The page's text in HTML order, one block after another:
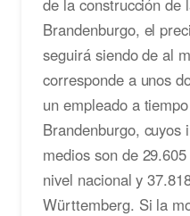
de la construcción de
Brandenburgo, el
seguirá siendo de al
corresponde a unos
un empleado a
Brandenburgo, cuyos
medios son de
nivel nacional y
Württemberg. Si la